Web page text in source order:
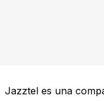
Jazztel es una